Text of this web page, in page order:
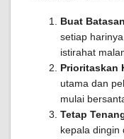
Buat
setiap
istirahat
Prioritaskan
utama dan
mulai
Tetap
kepala dingin